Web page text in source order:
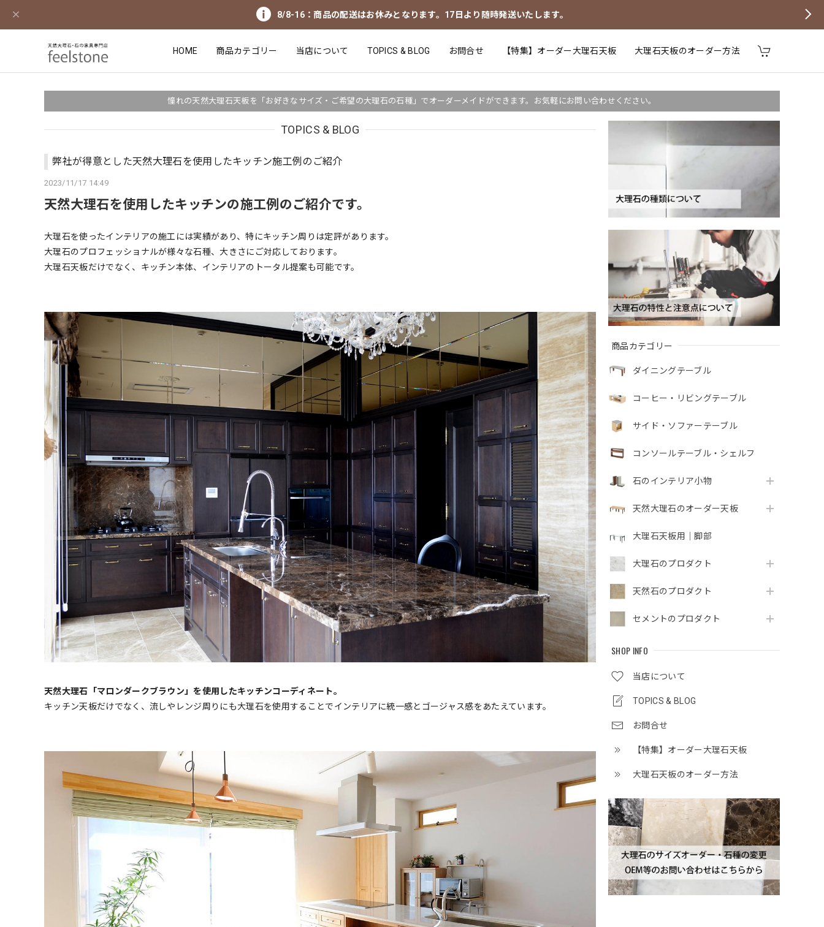
8/8-16：商品の配送はお休みとなります。17日より随時発送いたします。
HOME 商品カテゴリー 当店について TOPICS & BLOG お問合せ 【特集】オーダー大理石天板 大理石天板のオーダー方法
憧れの天然大理石天板を「お好きなサイズ・ご希望の大理石の石種」でオーダーメイドができます。お気軽にお問い合わせください。
商品カテゴリー
ダイニングテーブル
コーヒー・リビングテーブル
サイド・ソファーテーブル
コンソールテーブル・シェルフ
石のインテリア小物
天然大理石のオーダー天板
大理石天板用｜脚部
大理石のプロダクト
天然石のプロダクト
セメントのプロダクト
SHOP INFO
当店について
TOPICS & BLOG
お問合せ
【特集】オーダー大理石天板
大理石天板のオーダー方法
TOPICS & BLOG
弊社が得意とした天然大理石を使用したキッチン施工例のご紹介
2023/11/17 14:49
天然大理石を使用したキッチンの施工例のご紹介です。
大理石を使ったインテリアの施工には実績があり、特にキッチン周りは定評があります。
大理石のプロフェッショナルが様々な石種、大きさにご対応しております。
大理石天板だけでなく、キッチン本体、インテリアのトータル提案も可能です。
天然大理石「マロンダークブラウン」を使用したキッチンコーディネート。
キッチン天板だけでなく、流しやレンジ周りにも大理石を使用することでインテリアに統一感とゴージャス感をあたえています。